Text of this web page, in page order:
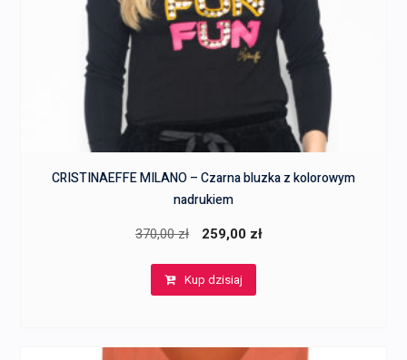
CRISTINAEFFE MILANO – Czarna bluzka z kolorowym
nadrukiem
370,00zł
Pierwotna
wynosiła:
259,00 zł
Kup dzisiaj